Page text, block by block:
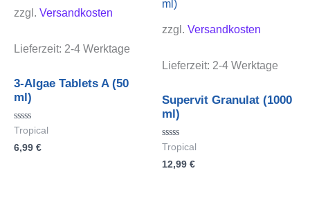
zzgl. Versandkosten
Lieferzeit: 2-4 Werktage
3-Algae Tablets A (50
ml)
Bewertet
0
Tropical
6,99 €
zzgl. Versandkosten
Lieferzeit: 2-4 Werktage
Supervit Granulat (1000
ml)
Bewertet
0
Tropical
12,99 €